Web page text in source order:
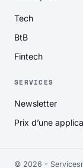
Tech
BtB
Fintech
SERVICES
Newsletter
Prix d’une
© 2026 -